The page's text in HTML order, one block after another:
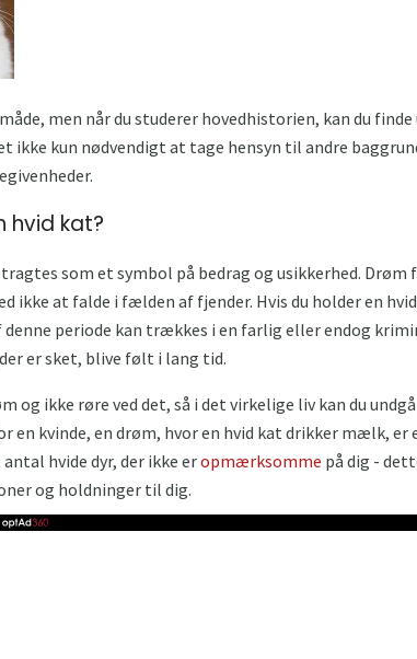
men når du studerer hovedhistorien, kan du
kun nødvendigt at tage hensyn til andre
hvid kat?
som et symbol på bedrag og usikkerhed.
ikke at falde i fælden af ​​fjender. Hvis du holder en
periode kan trækkes i en farlig eller endog
er sket, blive følt i lang tid.
og ikke røre ved det, så i det virkelige liv kan du
en kvinde, en drøm, hvor en hvid kat drikker mælk, er
hvide dyr, der ikke eropmærksomme på dig -
og holdninger til dig.